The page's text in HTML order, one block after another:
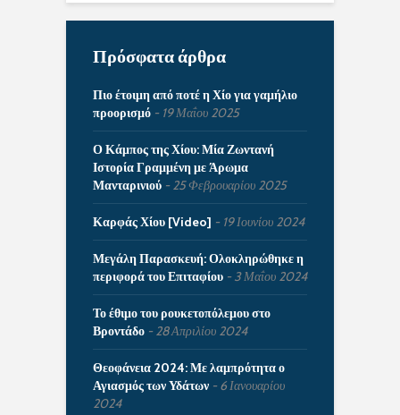
Πρόσφατα άρθρα
Πιο έτοιμη από ποτέ η Χίο για γαμήλιο
προορισμό
19 Μαΐου 2025
Ο Κάμπος της Χίου: Μία Ζωντανή
Ιστορία Γραμμένη με Άρωμα
Μανταρινιού
25 Φεβρουαρίου 2025
Καρφάς Χίου [Video] 19 Ιουνίου 2024
Μεγάλη Παρασκευή: Ολοκληρώθηκε η
περιφορά του Επιταφίου
3 Μαΐου 2024
Το έθιμο του ρουκετοπόλεμου στο
Βροντάδο
28 Απριλίου 2024
Θεοφάνεια 2024: Με λαμπρότητα ο
Αγιασμός των Υδάτων
6 Ιανουαρίου
2024